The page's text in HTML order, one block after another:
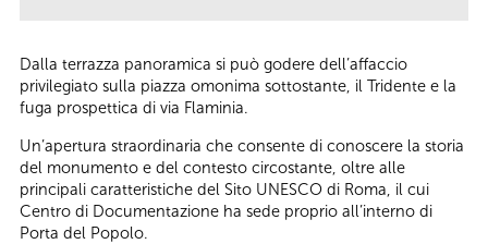
Dalla terrazza panoramica si può godere dell’affaccio
privilegiato sulla piazza omonima sottostante, il Tridente e la
fuga prospettica di via Flaminia.
Un’apertura straordinaria che consente di conoscere la storia
del monumento e del contesto circostante, oltre alle
principali caratteristiche del Sito UNESCO di Roma, il cui
Centro di Documentazione ha sede proprio all’interno di
Porta del Popolo.